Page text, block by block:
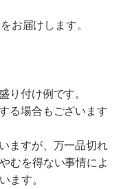
お届けします。
付け例です。
る場合もございます
ますが、万一品切れ
むを得ない事情によ
ます。